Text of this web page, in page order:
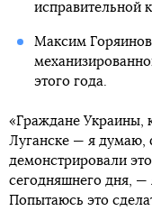
исправительной
Максим
этого года.
«Граждане Украины,
Луганске — я думаю,
демонстрировали
сегодняшнего дня, —
Попытаюсь это